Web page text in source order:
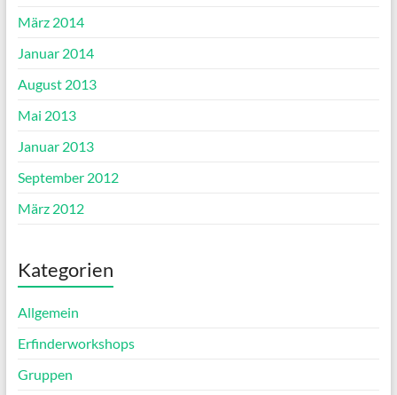
März 2014
Januar 2014
August 2013
Mai 2013
Januar 2013
September 2012
März 2012
Kategorien
Allgemein
Erfinderworkshops
Gruppen